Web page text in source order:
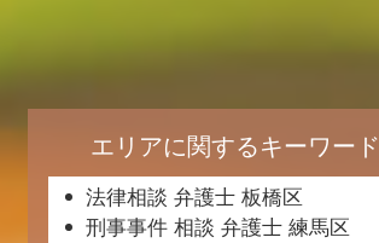
エリアに関するキーワード
法律相談 弁護士 板橋区
刑事事件 相談 弁護士 練馬区